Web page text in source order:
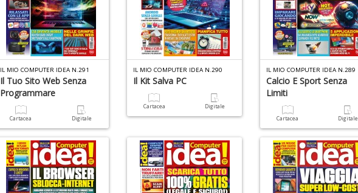
IL MIO COMPUTER IDEA N.291
Il Tuo Sito Web Senza
Programmare
Cartacea Digitale
IL MIO COMPUTER IDEA N.290
Il Kit Salva PC
Cartacea Digitale
IL MIO COMPUTER IDEA N.289
Calcio E Sport Senza
Limiti
Cartacea Digitale